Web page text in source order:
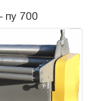
пу 700